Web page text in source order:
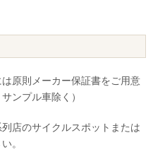
原則メーカー保証書をご用意
ンプル車除く）
店のサイクルスポットまたは
。